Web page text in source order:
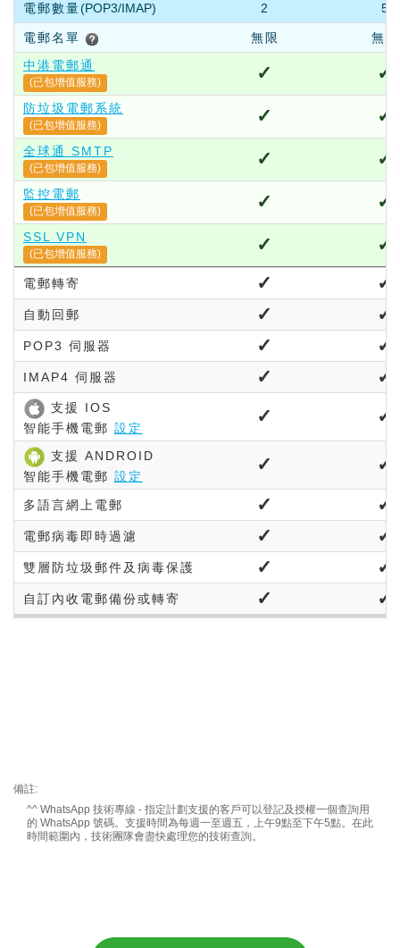
電郵數量(POP3/IMAP) 2 5
電郵名單 無限
無限
中港電郵通
(已包增值服務) ✓ ✓
防垃圾電郵系統
(已包增值服務) ✓ ✓
全球通 SMTP
(已包增值服務) ✓ ✓
監控電郵
(已包增值服務) ✓ ✓
SSL VPN
(已包增值服務) ✓ ✓
電郵轉寄 ✓ ✓
自動回郵 ✓ ✓
POP3 伺服器 ✓ ✓
IMAP4 伺服器 ✓ ✓
支援 IOS
智能手機電郵 設定
✓ ✓
支援 ANDROID
智能手機電郵 設定
✓ ✓
多語言網上電郵 ✓ ✓
電郵病毒即時過濾 ✓ ✓
雙層防垃圾郵件及病毒保護 ✓ ✓
自訂內收電郵備份或轉寄 ✓ ✓
備註:
^^ WhatsApp 技術專線 - 指定計劃支援的客戶可以登記及授權一個查詢用
的 WhatsApp 號碼。支援時間為每週一至週五，上午9點至下午5點。在此
時間範圍內，技術團隊會盡快處理您的技術查詢。